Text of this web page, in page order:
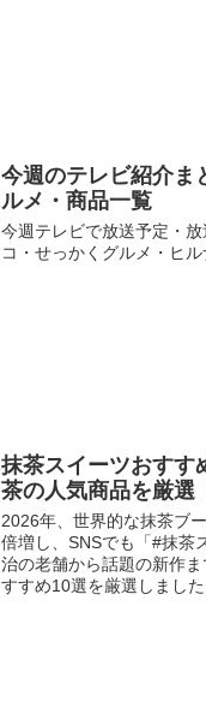
今週のテレビ紹介ま
ルメ・商品一覧
今週テレビで放送予定・
コ・せっかくグルメ・ヒル
抹茶スイーツおすす
茶の人気商品を厳選
2026年、世界的な抹茶ブ
倍増し、SNSでも「#抹茶
治の老舗から話題の新作
すすめ10選を厳選しまし